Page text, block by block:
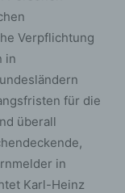
Verpflichtung
in
für die
überall
in
Karl-Heinz